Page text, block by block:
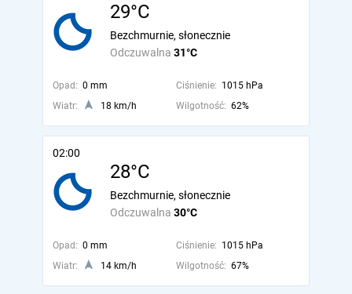
29°C
Odczuwalna 31°C
Bezchmurnie, słonecznie
Opad: 0 mm Ciśnienie: 1015 hPa
Wiatr:
18 km/h Wilgotność: 62%
02:00
28°C
Odczuwalna 30°C
Bezchmurnie, słonecznie
Opad: 0 mm Ciśnienie: 1015 hPa
Wiatr:
14 km/h Wilgotność: 67%